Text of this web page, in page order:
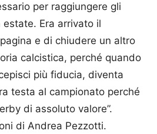
per raggiungere gli
Era arrivato il
e di chiudere un altro
calcistica, perché quando
più fiducia, diventa
testa al campionato perché
di assoluto valore”.
di Andrea Pezzotti.